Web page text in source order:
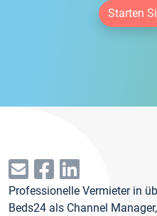
Starten
Professionelle Vermieter in
Beds24 als Channel